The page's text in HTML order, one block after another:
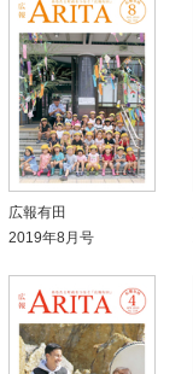
広報有田
2019年8月号